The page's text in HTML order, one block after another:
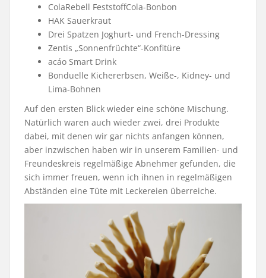
ColaRebell FeststoffCola-Bonbon
HAK Sauerkraut
Drei Spatzen Joghurt- und French-Dressing
Zentis „Sonnenfrüchte“-Konfitüre
acáo Smart Drink
Bonduelle Kichererbsen, Weiße-, Kidney- und
Lima-Bohnen
Auf den ersten Blick wieder eine schöne Mischung.
Natürlich waren auch wieder zwei, drei Produkte
dabei, mit denen wir gar nichts anfangen können,
aber inzwischen haben wir in unserem Familien- und
Freundeskreis regelmäßige Abnehmer gefunden, die
sich immer freuen, wenn ich ihnen in regelmäßigen
Abständen eine Tüte mit Leckereien überreiche.